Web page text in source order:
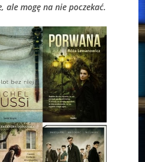
ale mogę na nie poczekać.